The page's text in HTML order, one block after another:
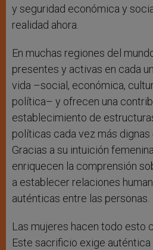
y seguridad económica y
realidad ahora.
En muchas regiones del
presentes y activas en cada
vida –social, económica,
política– y ofrecen una
establecimiento de
políticas cada vez más dignas
Gracias a su intuición
enriquecen la comprensión
a establecer relaciones
auténticas entre las personas.
Las mujeres hacen todo esto
Este sacrificio exige auténtica